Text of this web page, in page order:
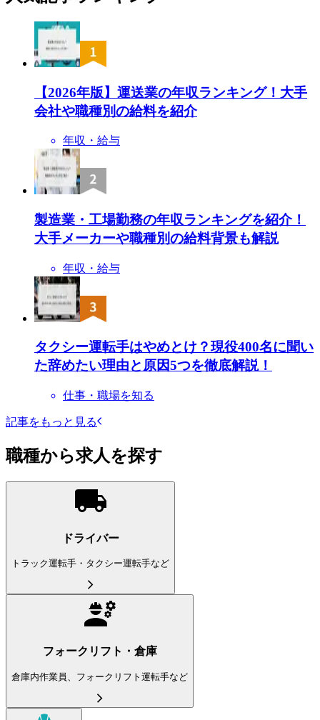
【2026年版】運送業の年収ランキング！大手
会社や職種別の給料を紹介
年収・給与
製造業・工場勤務の年収ランキングを紹介！
大手メーカーや職種別の給料背景も解説
年収・給与
タクシー運転手はやめとけ？現役400名に聞い
た辞めたい理由と原因5つを徹底解説！
仕事・職場を知る
記事をもっと見る
職種から求人を探す
ドライバー
トラック運転手・タクシー運転手など
フォークリフト・倉庫
倉庫内作業員、フォークリフト運転手など